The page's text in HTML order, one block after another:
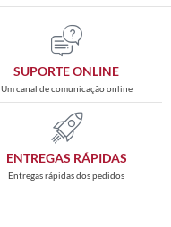
SUPORTE ONLINE
Um canal de comunicação online
ENTREGAS RÁPIDAS
Entregas rápidas dos pedidos